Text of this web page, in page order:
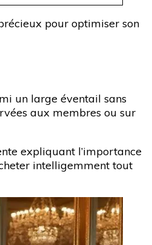
pour optimiser son
un large éventail sans
aux membres ou sur
expliquant l’importance
intelligemment tout